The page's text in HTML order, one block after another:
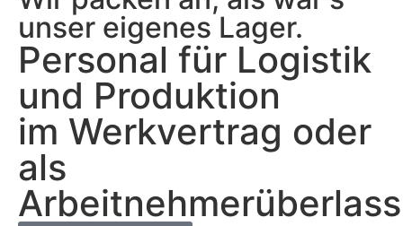
unser eigenes Lager.
Personal für Logistik
und Produktion
im Werkvertrag oder
als